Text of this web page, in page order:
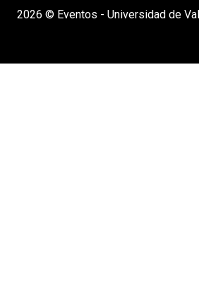
2026 © Eventos - Universidad de